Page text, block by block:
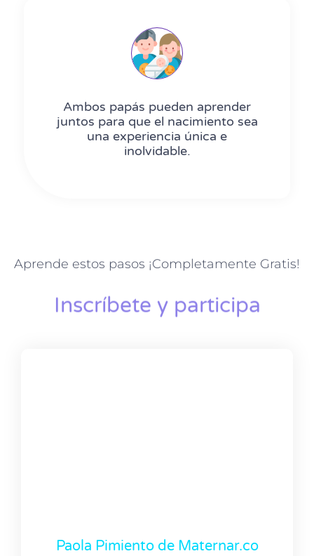
Ambos papás pueden aprender
juntos para que el nacimiento sea
una experiencia única e
inolvidable.​​​​​​​
Paola Pimiento de Maternar.co
Aprende estos pasos ¡Completamente Gratis!
Inscríbete y participa